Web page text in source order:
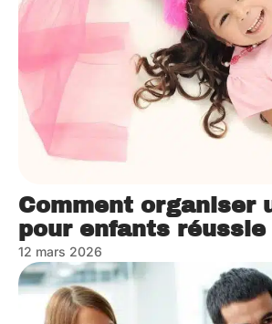
Comment organiser
pour enfants réussie
12 mars 2026